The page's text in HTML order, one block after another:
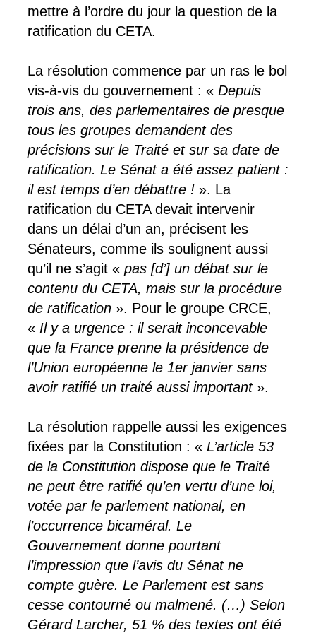
mettre à l’ordre du jour la question de la
ratification du CETA.
La résolution commence par un ras le bol
vis-à-vis du gouvernement : « Depuis
trois ans, des parlementaires de presque
tous les groupes demandent des
précisions sur le Traité et sur sa date de
ratification. Le Sénat a été assez patient :
il est temps d’en débattre !». La
ratification du CETA devait intervenir
dans un délai d’un an, précisent les
Sénateurs, comme ils soulignent aussi
qu’il ne s’agit « pas [d’] un débat sur le
contenu du CETA, mais sur la procédure
de ratification». Pour le groupe CRCE,
« Il y a urgence : il serait inconcevable
que la France prenne la présidence de
l’Union européenne le 1er janvier sans
avoir ratifié un traité aussi important».
La résolution rappelle aussi les exigences
fixées par la Constitution : « L’article 53
de la Constitution dispose que le Traité
ne peut être ratifié qu’en vertu d’une loi,
votée par le parlement national, en
l’occurrence bicaméral. Le
Gouvernement donne pourtant
l’impression que l’avis du Sénat ne
compte guère. Le Parlement est sans
cesse contourné ou malmené. (…) Selon
Gérard Larcher, 51 % des textes ont été